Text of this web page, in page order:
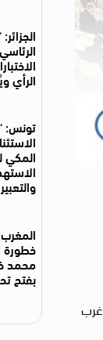
الرأي
تونس:
المكي
والتعبير
خطورة
محمد
بفتح